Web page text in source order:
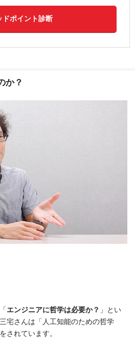
ドポイント診断
か？
エンジニアに哲学は必要か？ 」とい
宅さんは「人工知能のための哲学
されています。